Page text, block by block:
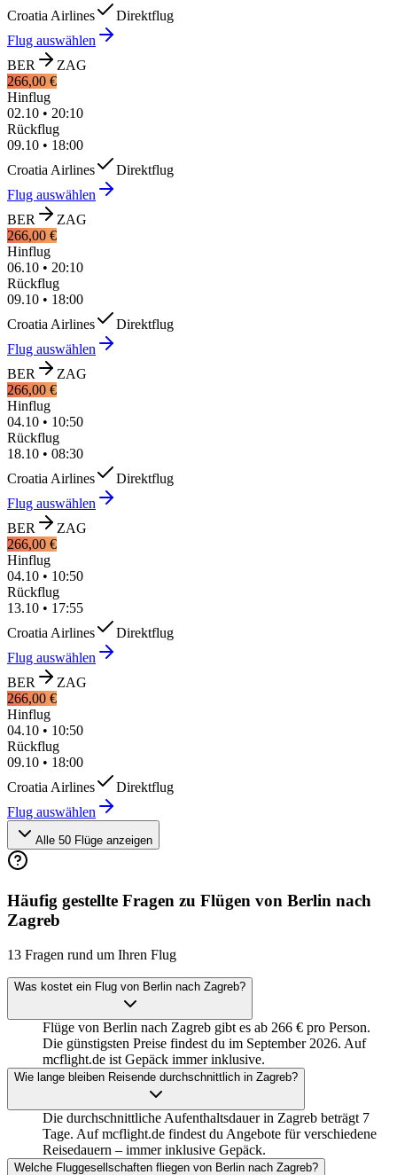
Croatia Airlines
Direktflug
Flug auswählen
BER
ZAG
266,00 €
Hinflug
02.10 • 20:10
Rückflug
09.10 • 18:00
Croatia Airlines
Direktflug
Flug auswählen
BER
ZAG
266,00 €
Hinflug
06.10 • 20:10
Rückflug
09.10 • 18:00
Croatia Airlines
Direktflug
Flug auswählen
BER
ZAG
266,00 €
Hinflug
04.10 • 10:50
Rückflug
18.10 • 08:30
Croatia Airlines
Direktflug
Flug auswählen
BER
ZAG
266,00 €
Hinflug
04.10 • 10:50
Rückflug
13.10 • 17:55
Croatia Airlines
Direktflug
Flug auswählen
BER
ZAG
266,00 €
Hinflug
04.10 • 10:50
Rückflug
09.10 • 18:00
Croatia Airlines
Direktflug
Flug auswählen
Alle 50 Flüge anzeigen
Häufig gestellte Fragen zu Flügen von Berlin nach
Zagreb
13 Fragen rund um Ihren Flug
Was kostet ein Flug von Berlin nach Zagreb?
Flüge von Berlin nach Zagreb gibt es ab 266 € pro Person.
Die günstigsten Preise findest du im September 2026. Auf
mcflight.de ist Gepäck immer inklusive.
Wie lange bleiben Reisende durchschnittlich in Zagreb?
Die durchschnittliche Aufenthaltsdauer in Zagreb beträgt 7
Tage. Auf mcflight.de findest du Angebote für verschiedene
Reisedauern – immer inklusive Gepäck.
Welche Fluggesellschaften fliegen von Berlin nach Zagreb?